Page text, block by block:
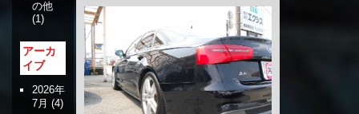
の他
(1)
アーカ
イブ
2026年
7月 (4)